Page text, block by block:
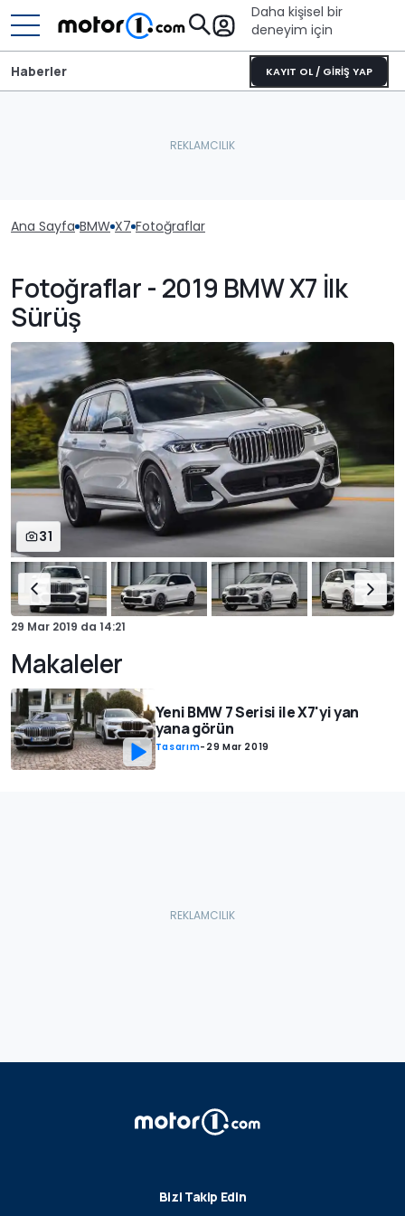
Daha kişisel bir
deneyim için
KAYIT OL / GİRİŞ YAP
Haberler
Ana Sayfa BMW X7 Fotoğraflar
Fotoğraflar - 2019 BMW X7 İlk
Sürüş
31
29 Mar 2019 da 14:21
Makaleler
Yeni BMW 7 Serisi ile X7'yi yan
yana görün
Tasarım- 29 Mar 2019
Bizi Takip Edin